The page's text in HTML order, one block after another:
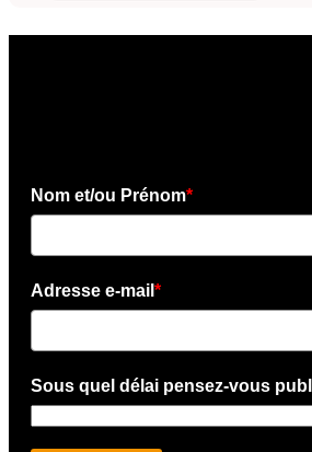
Nom et/ou Prénom*
Adresse e-mail *
Sous quel délai pensez-vous